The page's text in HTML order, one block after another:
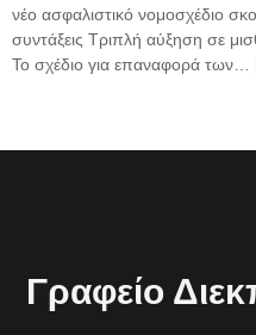
νέο ασφαλιστικό νομοσχέδιο
συντάξεις Τριπλή αύξηση σε
Το σχέδιο για επαναφορά
Γραφείο